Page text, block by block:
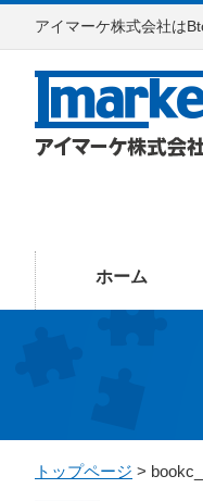
アイマーケ株式会社は
ホーム
トップページ >